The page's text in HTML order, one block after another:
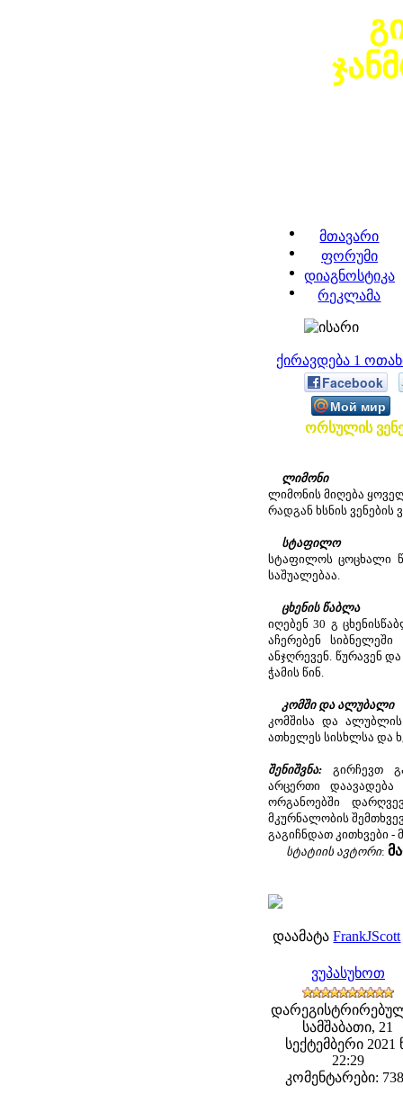
მთავარი
ფორუმი
დიაგნოსტიკა
რეკლამა
ქირავდება 1
Facebook
Мой мир
ორსულის
ლიმონი
ლიმონის მიღება
რადგან ხსნის
სტაფილო
სტაფილოს ცოცხალი
საშუალებაა.
ცხენის წაბლა
იღებენ 30 გ
აჩერებენ
ანჯღრევენ. წურავენ
ჭამის წინ.
კომში და ალუბალი
კომშისა და
ათხელეს სისხლსა და
შენიშვნა: გირჩევთ
არცერთი
ორგანოებში
მკურნალობის
გაგიჩნდათ კითხვები -
სტატიის ავტორი:
დაამატაFrankJScott
ვუპასუხოთ
სამშაბათი, 21
სექტემბერი 2021
22:29
კომენტარები: